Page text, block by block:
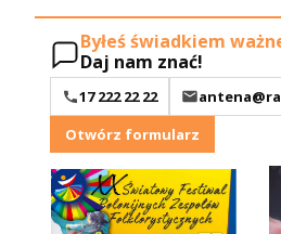
Byłeś świadkiem
Daj nam znać!
17 222 22 22
Otwórz formularz